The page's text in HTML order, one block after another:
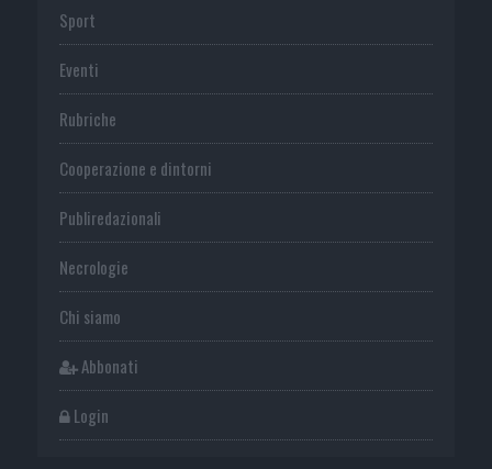
Sport
Eventi
Rubriche
Cooperazione e dintorni
Publiredazionali
Necrologie
Chi siamo
Abbonati
Login